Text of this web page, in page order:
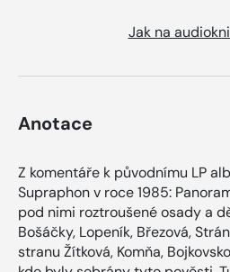
Jak na
Anotace
Z komentáře k původnímu LP
Supraphon v roce 1985:
pod nimi roztroušené osady a
Bošáčky, Lopeník, Březová,
stranu Žítková, Komňa,